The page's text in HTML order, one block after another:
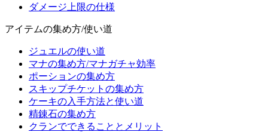
ダメージ上限の仕様
アイテムの集め方/使い道
ジュエルの使い道
マナの集め方/マナガチャ効率
ポーションの集め方
スキップチケットの集め方
ケーキの入手方法と使い道
精錬石の集め方
クランでできることとメリット